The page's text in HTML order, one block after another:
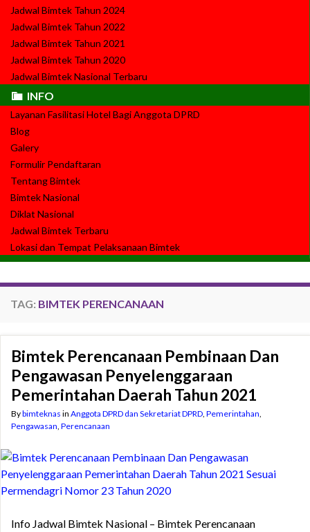
Jadwal Bimtek Tahun 2024
Jadwal Bimtek Tahun 2022
Jadwal Bimtek Tahun 2021
Jadwal Bimtek Tahun 2020
Jadwal Bimtek Nasional Terbaru
INFO
Layanan Fasilitasi Hotel Bagi Anggota DPRD
Blog
Galery
Formulir Pendaftaran
Tentang Bimtek
Bimtek Nasional
Diklat Nasional
Jadwal Bimtek Terbaru
Lokasi dan Tempat Pelaksanaan Bimtek
TAG: BIMTEK PERENCANAAN
Bimtek Perencanaan Pembinaan Dan
Pengawasan Penyelenggaraan
Pemerintahan Daerah Tahun 2021
Bybimteknas in Anggota DPRD dan Sekretariat DPRD Pemerintahan
Pengawasan Perencanaan
Info Jadwal Bimtek Nasional – Bimtek Perencanaan